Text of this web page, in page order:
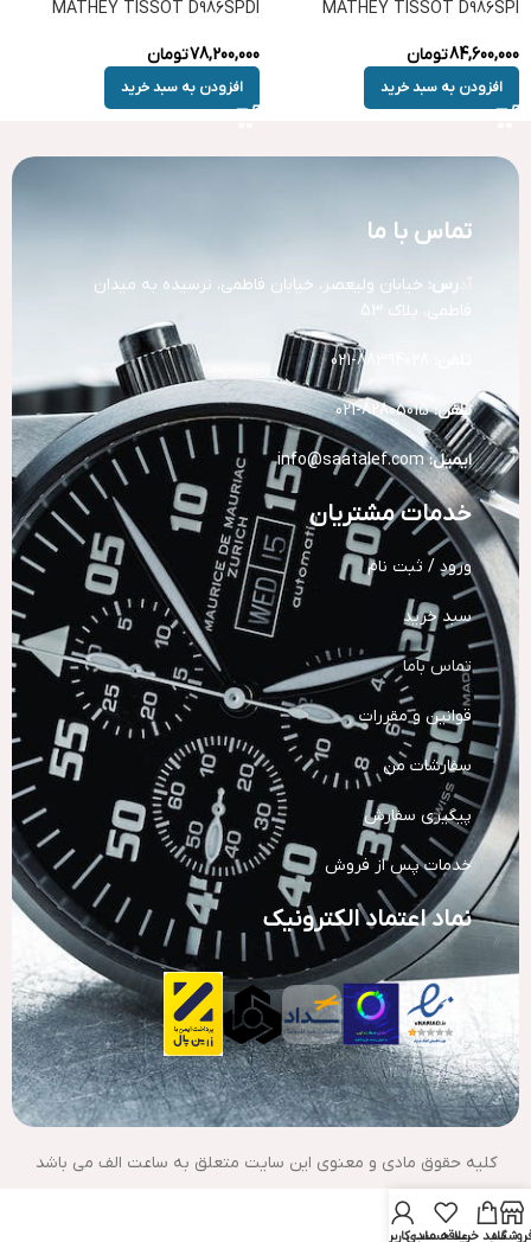
MATHEY TISSOT D986SPI
84,600,000تومان
افزودن به سبد خرید
MATHEY TISSOT D986SPDI
78,200,000تومان
افزودن به سبد خرید
تماس با ما
رس: خیابان ولیعصر، خیابان فاطمی، نرسیده به میدان
فاطمی، پلاک 53
تلفن:82805015-021
ایمیل: info@saatalef.com
خدمات مشتریان
ورود / ثبت نام
سبد خرید
تماس باما
قوانین و مقررات
سفارشات من
پیگیری سفارش
خدمات پس از فروش
نماد اعتماد الکترونیک
کلیه حقوق مادی و معنوی این سایت متعلق به ساعت الف می باشد
سبد خریدعلاقه مندی
حساب کاربری من